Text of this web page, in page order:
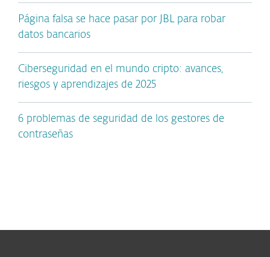
Página falsa se hace pasar por JBL para robar
datos bancarios
Ciberseguridad en el mundo cripto: avances,
riesgos y aprendizajes de 2025
6 problemas de seguridad de los gestores de
contraseñas